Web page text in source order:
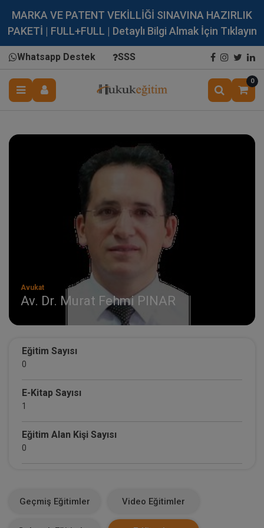
MARKA VE PATENT VEKİLLİĞİ SINAVINA HAZIRLIK
PAKETİ | FULL+FULL | Detaylı Bilgi Almak İçin Tıklayın
Whatsapp Destek SSS
0
Avukat
Av. Dr. Murat Fehmi PINAR
Eğitim Sayısı
0
E-Kitap Sayısı
1
Eğitim Alan Kişi Sayısı
0
Geçmiş Eğitimler Video Eğitimler